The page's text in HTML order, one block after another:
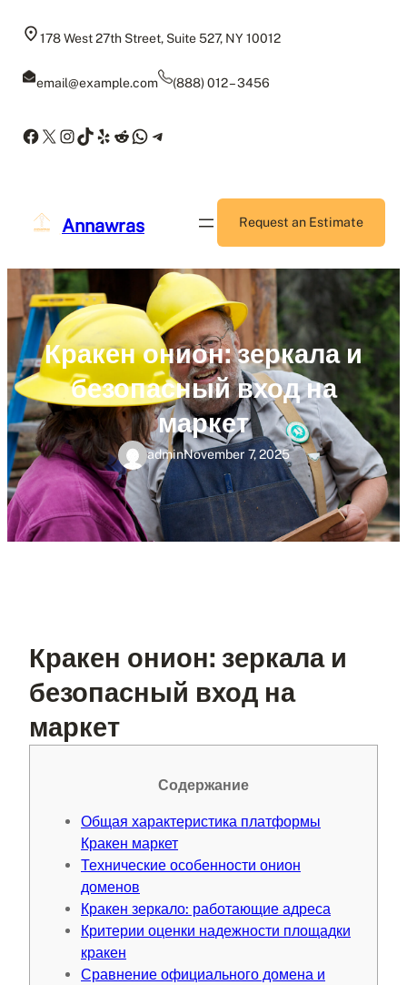
178 West 27th Street, Suite 527, NY 10012
email@example.com (888) 012 – 3456
Facebook
X Instagram
TikTok
Yelp
Reddit
WhatsApp
Telegram
Annawras Request an Estimate
Кракен онион: зеркала и
безопасный вход на
маркет
adminNovember 7, 2025
Кракен онион: зеркала и
безопасный вход на
маркет
Содержание
Общая характеристика платформы
Кракен маркет
Технические особенности онион
доменов
Кракен зеркало: работающие адреса
Критерии оценки надежности площадки
кракен
Сравнение официального домена и